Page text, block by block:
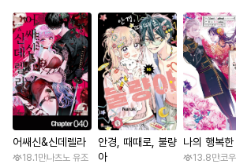
어쌔신&신데렐라
18.1만나츠노 유조
안경, 때때로, 불량
아
나의 행복
13.8만코